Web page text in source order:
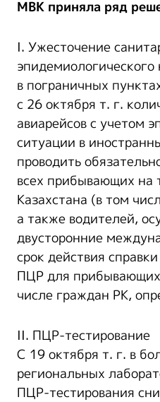
МВК приняла ряд
I. Ужесточение
эпидемиологического
в пограничных
с 26 октября т. г.
авиарейсов с учетом
ситуации в
проводить
всех прибывающих на
Казахстана (в том
а также водителей,
двусторонние
срок действия
ПЦР для
числе граждан РК,
II. ПЦР-тестирование
С 19 октября т. г. в
региональных
ПЦР-тестирования